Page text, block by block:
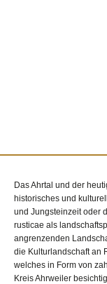
Das Ahrtal und der
historisches und
und Jungsteinzeit oder
rusticae als
angrenzenden
die Kulturlandschaft an
welches in Form von
Kreis Ahrweiler